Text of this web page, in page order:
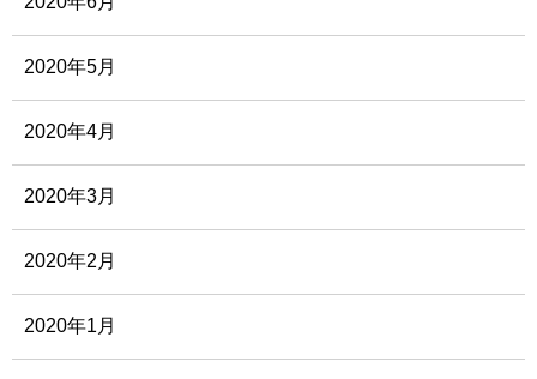
2020年5月
2020年4月
2020年3月
2020年2月
2020年1月